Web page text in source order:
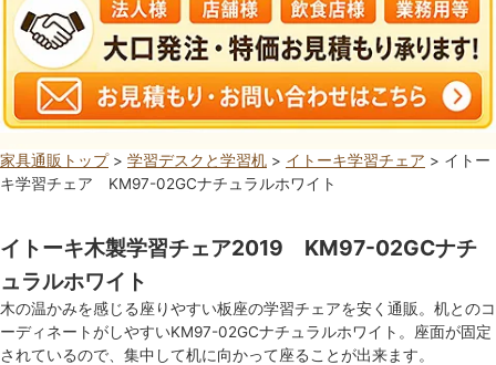
家具通販トップ> 学習デスクと学習机 > イトーキ学習チェア > イトー
キ学習チェア KM97-02GCナチュラルホワイト
イトーキ木製学習チェア2019 KM97-02GCナチ
ュラルホワイト
木の温かみを感じる座りやすい板座の学習チェアを安く通販。机とのコ
ーディネートがしやすいKM97-02GCナチュラルホワイト。座面が固定
されているので、集中して机に向かって座ることが出来ます。